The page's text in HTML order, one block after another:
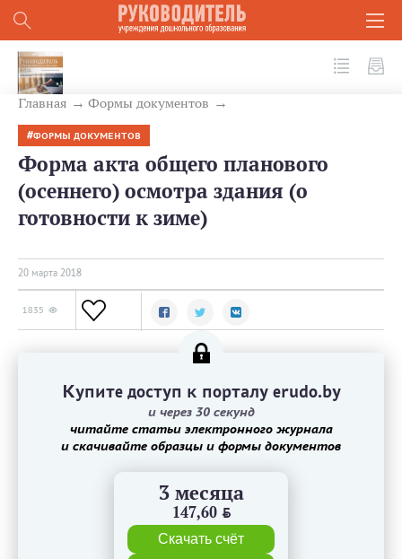
Главная Формы документов
ФОРМЫ ДОКУМЕНТОВ
Форма акта общего планового
(осеннего) осмотра здания (о
готовности к зиме)
20 мартa 2018
1835
Купите доступ к порталу erudo.by
и через 30 секунд
читайте статьи электронного журнала
и скачивайте образцы и формы документов
3 месяца
147,60 BYN
Скачать счёт